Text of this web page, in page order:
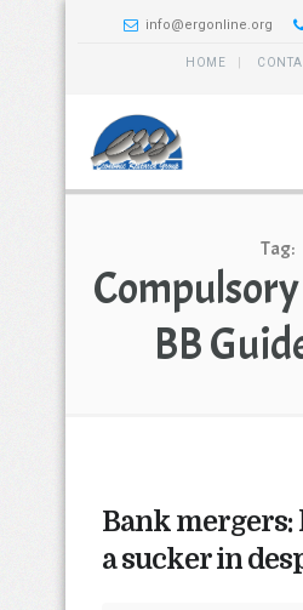
info@ergonline.org
HOME
Tag:
BB
Bank mergers:
a sucker in